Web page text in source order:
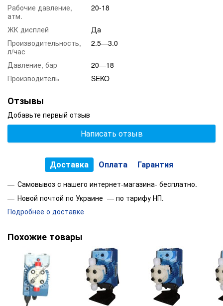
Рабочие давление,
атм.
20-18
ЖК дисплей
Да
Производительность,
л/час
2.5—3.0
Давление, бар
20—18
Производитель
SEKO
Отзывы
Добавьте первый отзыв
Написать отзыв
Доставка Оплата Гарантия
Самовывоз с нашего интернет-магазина- бесплатно.
Новой почтой по Украине — по тарифу НП.
Подробнее о доставке
Похожие товары